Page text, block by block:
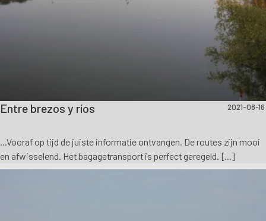
Entre brezos y ríos 2021-08-16
...Vooraf op tijd de juiste informatie ontvangen. De routes zijn mooi
en afwisselend. Het bagagetransport is perfect geregeld. [...]